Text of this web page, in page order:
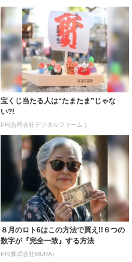
宝くじ当たる人は“たまたま”じゃな
い?!
PR(合同会社デジタルファーム )
８月のロト6はこの方法で買え!!６つの
数字が『完全一致』する方法
PR(株式会社MURA)